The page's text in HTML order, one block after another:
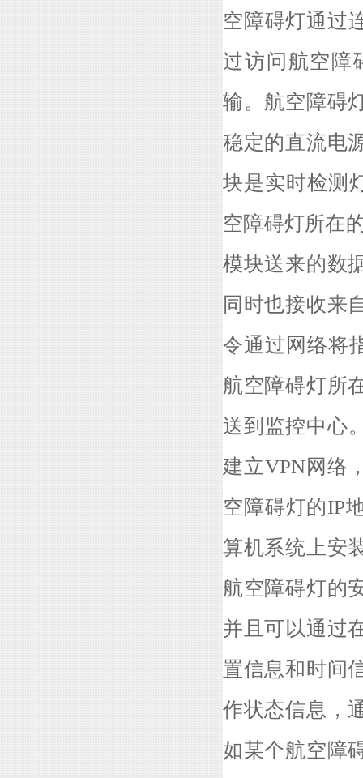
空障碍灯通过
过访问航空障
输。航空障碍
稳定的直流电
块是实时检测
空障碍灯所在
模块送来的数
同时也接收来
令通过网络将
航空障碍灯所
送到监控中心
建立VPN网络
空障碍灯的IP
算机系统上安
航空障碍灯的
并且可以通过
置信息和时间
作状态信息，
如某个航空障